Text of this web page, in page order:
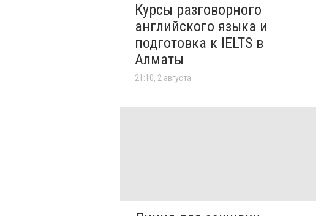
Курсы разговорного
английского языка и
подготовка к IELTS в
Алматы
21:10, 2 августа